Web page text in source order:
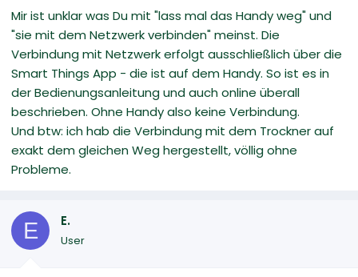
Mir ist unklar was Du mit "lass mal das Handy weg" und
"sie mit dem Netzwerk verbinden" meinst. Die
Verbindung mit Netzwerk erfolgt ausschließlich über die
Smart Things App - die ist auf dem Handy. So ist es in
der Bedienungsanleitung und auch online überall
beschrieben. Ohne Handy also keine Verbindung.
Und btw: ich hab die Verbindung mit dem Trockner auf
exakt dem gleichen Weg hergestellt, völlig ohne
Probleme.
E E.
User